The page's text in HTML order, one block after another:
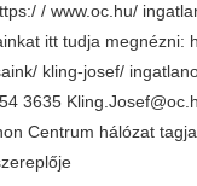
/ www.oc.hu/
itt tudja megnézni:
kling-josef/
3635
Centrum hálózat